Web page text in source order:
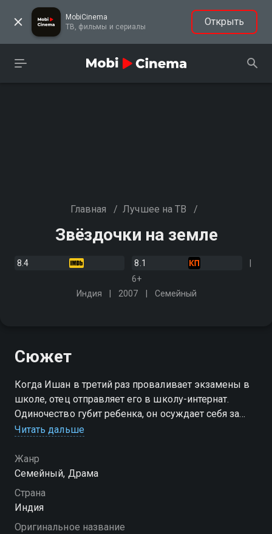
MobiCinema
ТВ, фильмы и сериалы
Открыть
Главная / Лучшее на ТВ /
Звёздочки на земле
8.4
8.1
6+
Индия
2007 Семейный
Сюжет
Когда Ишан в третий раз проваливает экзамены в
школе, отец отправляет его в школу-интернат.
Одиночество губит ребенка, он осуждает себя за
расставание с родителями, но не может их простить.
рисования Рам Никум
Читать дальше
Жанр
Семейный, Драма
Страна
Индия
Оригинальное название